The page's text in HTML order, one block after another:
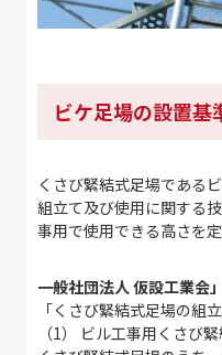
ビケ足場の設置基
くさび緊結式足場である
組立て及び使用に関する
事用で使用できる高さを定
一般社団法人 仮設工業会」
「くさび緊結式足場の組
（1） ビル工事用くさび